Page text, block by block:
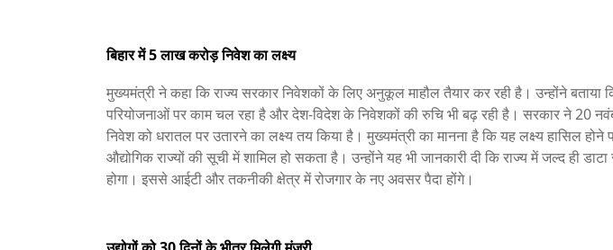
बिहार में 5 लाख करोड़ निवेश का लक्ष्य
मुख्यमंत्री ने कहा कि राज्य सरकार निवेशकों के लिए अनुकूल माहौल तैयार कर रही है। उन्होंने बताया
परियोजनाओं पर काम चल रहा है और देश-विदेश के निवेशकों की रुचि भी बढ़ रही है। सरकार ने 20
निवेश को धरातल पर उतारने का लक्ष्य तय किया है। मुख्यमंत्री का मानना है कि यह लक्ष्य हासिल
औद्योगिक राज्यों की सूची में शामिल हो सकता है। उन्होंने यह भी जानकारी दी कि राज्य में जल्द ही
होगा। इससे आईटी और तकनीकी क्षेत्र में रोजगार के नए अवसर पैदा होंगे।